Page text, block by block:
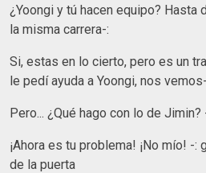
¿Yoongi y tú hacen equipo? Hasta
la misma carrera-:
Si, estas en lo cierto, pero es un
le pedí ayuda a Yoongi, nos
Pero... ¿Qué hago con lo de Jimin?
¡Ahora es tu problema! ¡No mío! -
de la puerta